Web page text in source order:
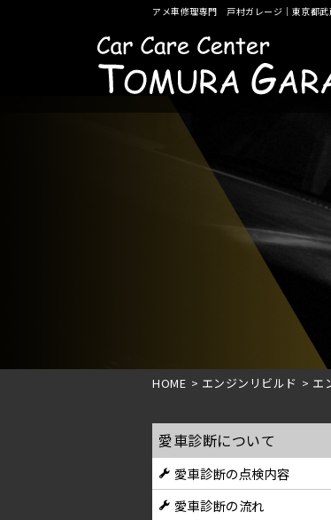
アメ車修理専門 戸村ガレージ｜東京都
HOME > エンジンリビルド > エ
愛車診断について
愛車診断の点検内容
愛車診断の流れ